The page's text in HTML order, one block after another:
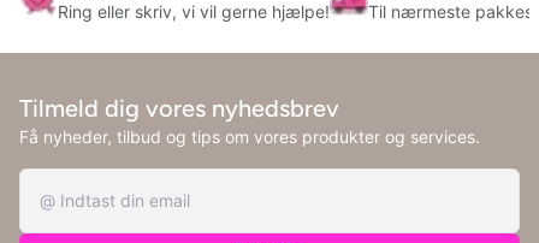
Ring eller skriv, vi vil gerne hjælpe!
Til nærmeste
Tilmeld dig vores nyhedsbrev
Få nyheder, tilbud og tips om vores produkter og services.